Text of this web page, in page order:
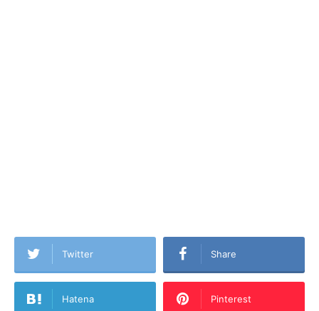
Twitter Share
Hatena Pinterest